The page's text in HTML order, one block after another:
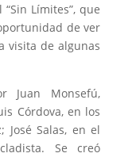
Límites”, que
de ver
visita de algunas
Juan Monsefú,
Córdova, en los
José Salas, en el
Se creó